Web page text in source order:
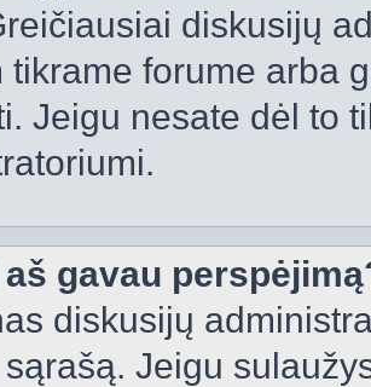
diskusijų
tikrame forume arba
Jeigu nesate dėl to
gavau
diskusijų
Jeigu